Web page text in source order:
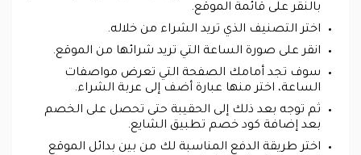
بالنقر على قائمة الموقع.
اختر التصنيف الذي تريد الشراء من خلاله.
انقر على صورة الساعة التي تريد شرائها من الموقع.
سوف تجد أمامك الصفحة التي تعرض مواصفات
الساعة، اختر منها عبارة أضف إلى عربة الشراء.
ثم توجه بعد ذلك إلى الحقيبة حتى تحصل على الخصم
بعد إضافة كود خصم تطبيق الشايع.
اختر طريقة الدفع المناسبة لك من بين بدائل الموقع